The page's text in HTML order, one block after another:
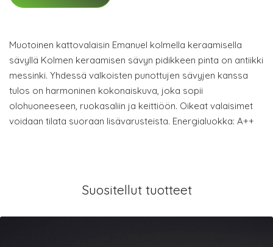
Muotoinen kattovalaisin Emanuel kolmella keraamisella
sävyllä Kolmen keraamisen sävyn pidikkeen pinta on antiikki
messinki. Yhdessä valkoisten punottujen sävyjen kanssa
tulos on harmoninen kokonaiskuva, joka sopii
olohuoneeseen, ruokasaliin ja keittiöön. Oikeat valaisimet
voidaan tilata suoraan lisävarusteista. Energialuokka: A++
Suositellut tuotteet